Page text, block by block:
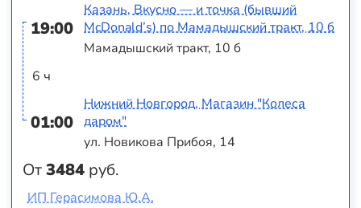
19:00
6 ч
01:00
От3484 руб.
Казань, Вкусно — и точка (бывший
McDonald’s) по Мамадышский тракт, 10 б
Мамадышский тракт, 10 б
Нижний Новгород, Магазин "Колеса
даром"
ул. Новикова Прибоя, 14
ИП Герасимова Ю.А.